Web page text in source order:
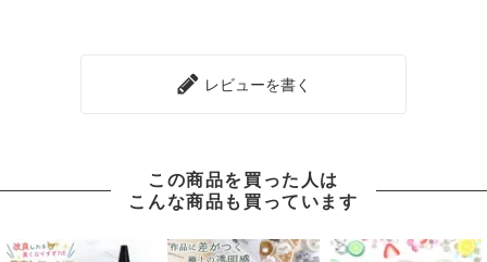
レビューを書く
この商品を買った人は
こんな商品も買っています